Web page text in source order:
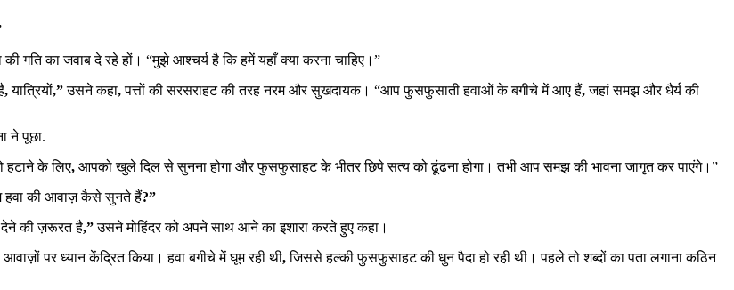
की गति का जवाब दे रहे हों। “मुझे आश्चर्य है कि हमें यहाँ क्या करना चाहिए।”
,यात्रियों,”उसने कहा,पत्तों की सरसराहट की तरह नरम और सुखदायक। “आप फुसफुसाती हवाओं के बगीचे में आए हैं,जहां समझ और धैर्य की
ने पूछा.
हटाने के लिए, आपको खुले दिल से सुनना होगा और फुसफुसाहट के भीतर छिपे सत्य को ढूंढना होगा। तभी आप समझ की भावना जागृत कर पाएंगे।”
हवा की आवाज़ कैसे सुनते हैं?”
देने की ज़रूरत है,”उसने मोहिंदर को अपने साथ आने का इशारा करते हुए कहा।
पर ध्यान केंद्रित किया। हवा बगीचे में घूम रही थी,जिससे हल्की फुसफुसाहट की धुन पैदा हो रही थी। पहले तो शब्दों का पता लगाना कठिन